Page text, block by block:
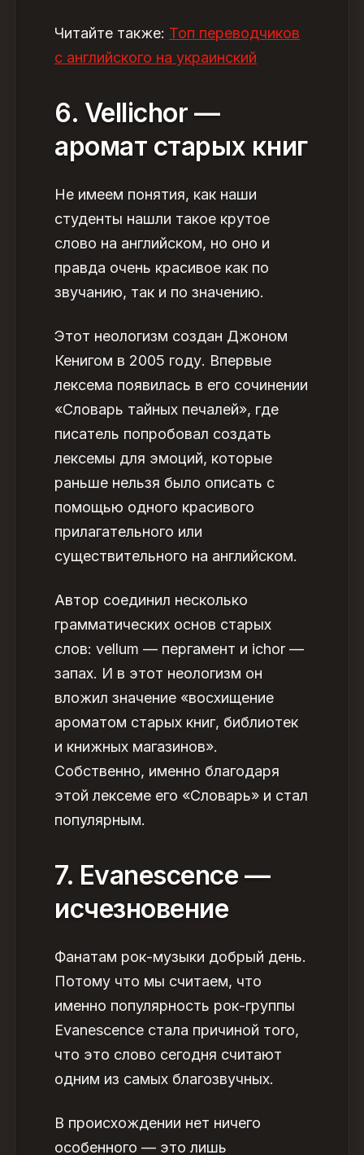
Читайте также: Топ переводчиков
с английского на украинский
6. Vellichor —
аромат старых книг
Не имеем понятия, как наши
студенты нашли такое крутое
слово на английском, но оно и
правда очень красивое как по
звучанию, так и по значению.
Этот неологизм создан Джоном
Кенигом в 2005 году. Впервые
лексема появилась в его сочинении
«Словарь тайных печалей», где
писатель попробовал создать
лексемы для эмоций, которые
раньше нельзя было описать с
помощью одного красивого
прилагательного или
существительного на английском.
Автор соединил несколько
грамматических основ старых
слов: vellum — пергамент и ichor —
запах. И в этот неологизм он
вложил значение «восхищение
ароматом старых книг, библиотек
и книжных магазинов».
Собственно, именно благодаря
этой лексеме его «Словарь» и стал
популярным.
7. Evanescence —
исчезновение
Фанатам рок-музыки добрый день.
Потому что мы считаем, что
именно популярность рок-группы
Evanescence стала причиной того,
что это слово сегодня считают
одним из самых благозвучных.
В происхождении нет ничего
особенного — это лишь